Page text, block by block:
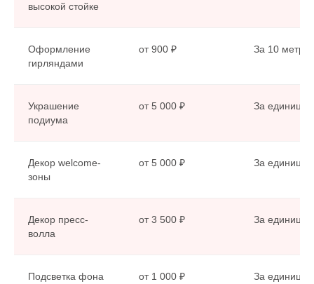
высокой стойке
Оформление
гирляндами
от 900 ₽ За 10 метров
Украшение
подиума
от 5 000 ₽ За единицу
Декор welcome-
зоны
от 5 000 ₽ За единицу
Декор пресс-
волла
от 3 500 ₽ За единицу
Подсветка фона
от 1 000 ₽ За единицу
СЕРВИРОВКА
Мы предлагаем эксклюзивный реквизит, который
поможет сделать вашу свадьбу особенной.